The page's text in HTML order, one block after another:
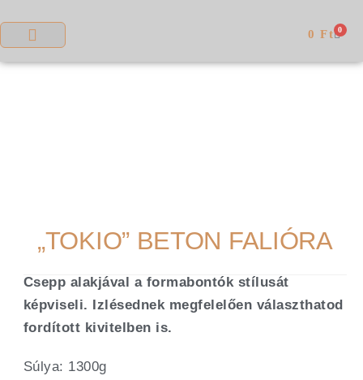
0Ft 0
„TOKIO” BETON FALIÓRA
Csepp alakjával a formabontók stílusát
képviseli. Izlésednek megfelelően választhatod
fordított kivitelben is.
Súlya: 1300g